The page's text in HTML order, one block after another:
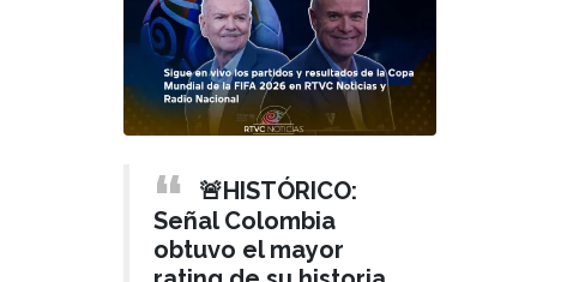
🚨HISTÓRICO:
Señal Colombia
obtuvo el mayor